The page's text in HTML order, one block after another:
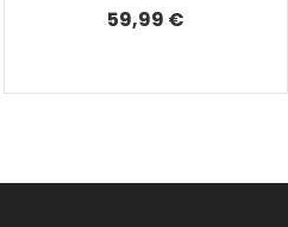
59,99 €